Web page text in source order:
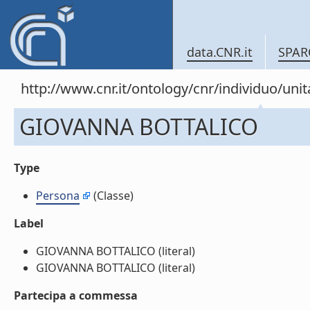
data.CNR.it
http://www.cnr.it/ontology/cnr/individuo/
GIOVANNA BOTTALICO
Type
Persona
(Classe)
Label
GIOVANNA BOTTALICO (literal)
GIOVANNA BOTTALICO (literal)
Partecipa a commessa